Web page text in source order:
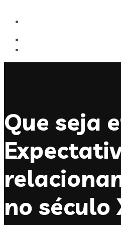
Que seja
no século